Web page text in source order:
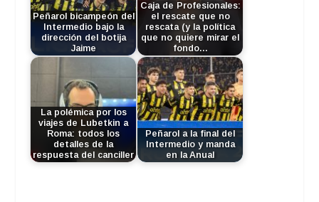
Peñarol bicampeón del
Intermedio bajo la
dirección del botija
Jaime
Caja de Profesionales:
el rescate que no
rescata (y la política
que no quiere mirar el
fondo…
La polémica por los
viajes de Lubetkin a
Roma: todos los
detalles de la
respuesta del canciller
Peñarol a la final del
Intermedio y manda
en la Anual